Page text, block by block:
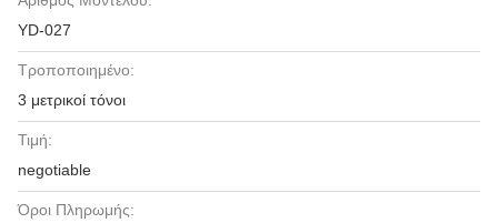
YD-027
Τροποποιημένο:
3 μετρικοί τόνοι
Τιμή:
negotiable
Όροι Πληρωμής: